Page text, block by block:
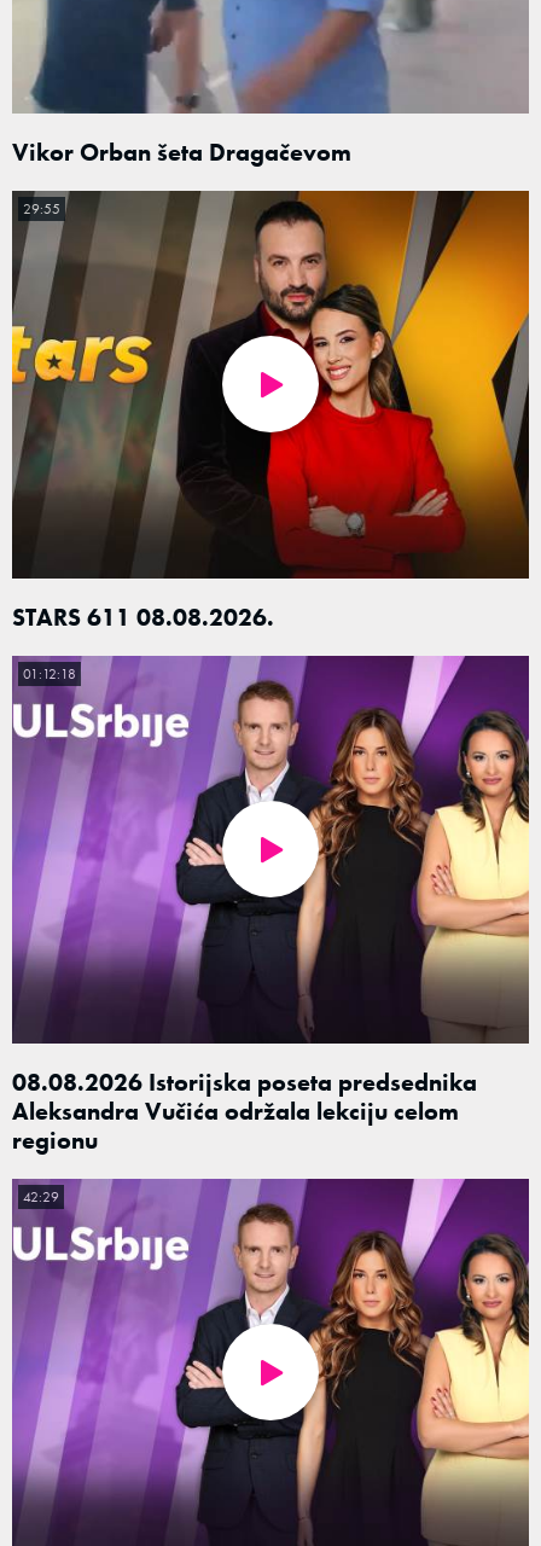
Vikor Orban šeta Dragačevom
STARS 611 08.08.2026.
29:55
08.08.2026 Istorijska poseta predsednika
Aleksandra Vučića održala lekciju celom
regionu
01:12:18
42:29